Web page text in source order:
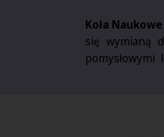
Koła Naukowe
się wymianą
pomysłowymi